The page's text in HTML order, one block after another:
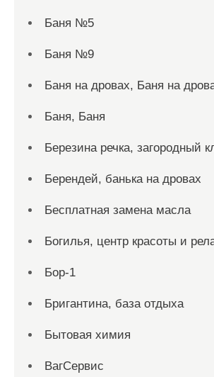
Баня №5
Баня №9
Баня на дровах, Баня на
Баня, Баня
Березина речка, загородный
Берендей, банька на дровах
Бесплатная замена масла
Богилья, центр красоты и
Бор-1
Бригантина, база отдыха
Бытовая химия
ВагСервис